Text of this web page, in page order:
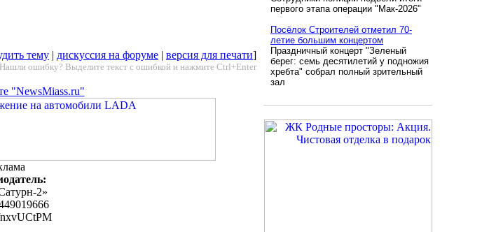
тему | дискуссия на форуме | версия для печати]
Нашли ошибку? Выделите текст с ошибкой и нажмите Ctrl+Enter
"NewsMiass.ru"
2»
первого этапа операции "Мак-2026"
Посёлок Строителей отметил 70-
летие большим концертом
Праздничный концерт "Зеленый
берег: семь десятилетий у подножия
хребта" собрал полный зрительный
зал